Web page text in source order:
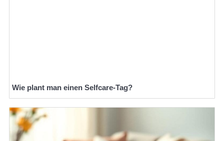
Wie plant man einen Selfcare-Tag?